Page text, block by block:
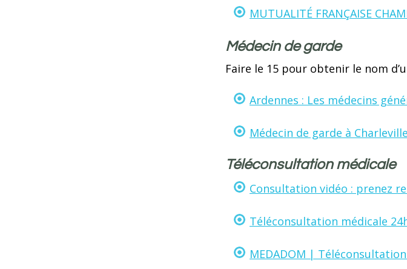
MUTUALITÉ FRANÇAISE
Médecin de garde
Faire le 15 pour obtenir le nom
Ardennes : Les médecins
Médecin de garde à
Téléconsultation médicale
Consultation vidéo : prenez
Téléconsultation médicale
MEDADOM |